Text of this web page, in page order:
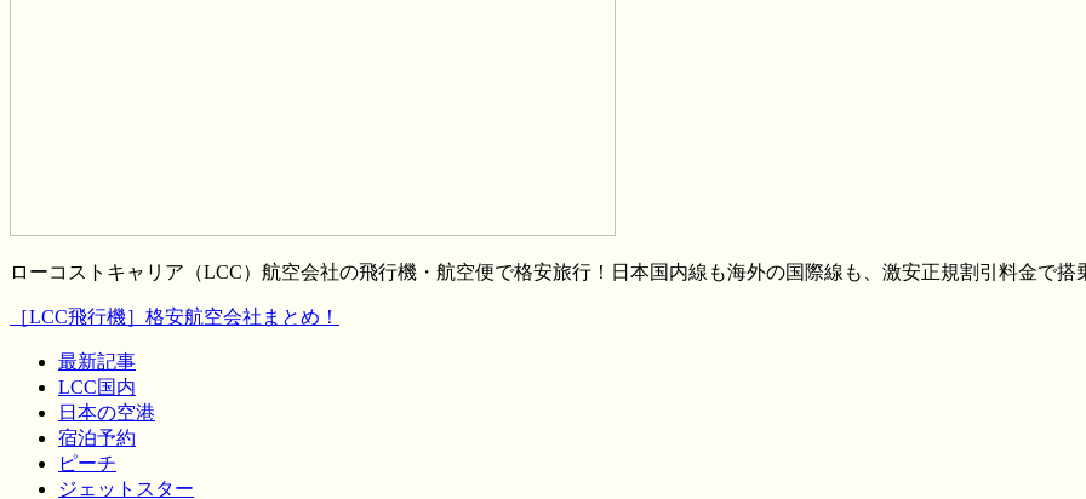
ローコストキャリア（LCC）航空会社の飛行機・航空便で格安旅行！日本国内線も海外の国際線も、激安正規割引料金で搭
［LCC飛行機］格安航空会社まとめ！
最新記事
LCC国内
日本の空港
宿泊予約
ピーチ
ジェットスター